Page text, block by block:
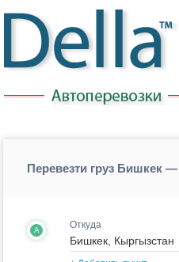
Перевезти груз Бишкек
A Откуда